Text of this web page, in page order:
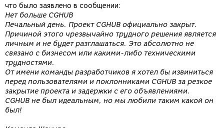
что было заявлено в сообщении:
Нет больше CGHUB
Печальный день. Проект CGHUB официально закрыт.
Причиной этого чрезвычайно трудного решения является
личным и не будет разглашаться. Это абсолютно не
связано с бизнесом или какими-либо техническими
трудностями.
От имени команды разработчиков я хотел бы извиниться
перед пользователями и поклонниками CGHUB за резкое
закрытие проекта и задержки с его объявлениями.
CGHUB не был идеальным, но мы любили таким какой он
был!